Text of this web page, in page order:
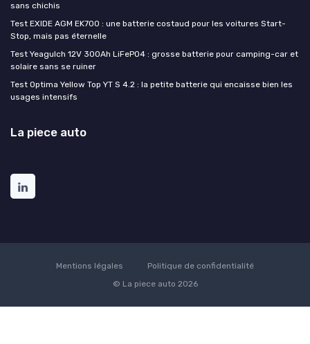
sans chichis
Test EXIDE AGM EK700 : une batterie costaud pour les voitures Start-
Stop, mais pas éternelle
Test Yeagulch 12V 300Ah LiFePO4 : grosse batterie pour camping-car et
solaire sans se ruiner
Test Optima Yellow Top YT S 4.2 : la petite batterie qui encaisse bien les
usages intensifs
La piece auto
Mentions légales
Politique de confidentialité
© La piece auto 2026